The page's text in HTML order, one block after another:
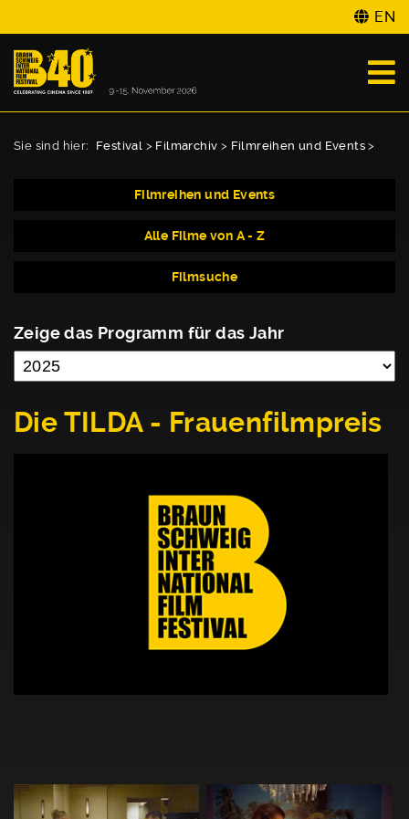
EN
Sie sind hier: Festival > Filmarchiv > Filmreihen und Events >
Filmreihen und Events
Alle Filme von A - Z
Filmsuche
Zeige das Programm für das Jahr
Die TILDA - Frauenfilmpreis